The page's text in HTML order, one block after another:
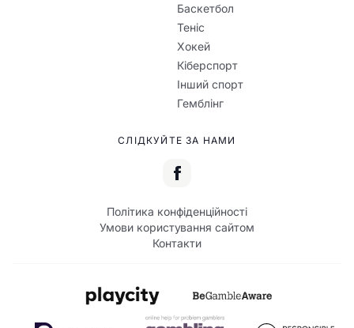
Баскетбол
Теніс
Хокей
Кіберспорт
Інший спорт
Гемблінг
СЛІДКУЙТЕ ЗА НАМИ
Політика конфіденційності
Умови користування сайтом
Контакти